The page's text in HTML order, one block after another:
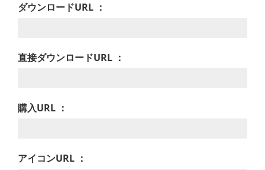
ダウンロードURL ：
直接ダウンロードURL ：
購入URL ：
アイコンURL ：